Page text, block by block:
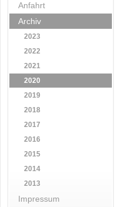
Anfahrt
Archiv
2023
2022
2021
2020
2019
2018
2017
2016
2015
2014
2013
Impressum